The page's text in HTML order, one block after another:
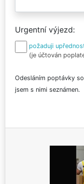
Urgentní výjezd
požaduji
(je účtován
Odesláním poptávky
jsem s nimi seznámen.